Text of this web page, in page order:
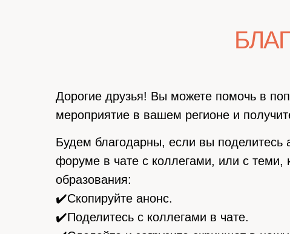
Будем благодарны, если вы
форуме в чате с коллегами, или с теми,
образования:
✔️Скопируйте анонс.
✔️Поделитесь с коллегами в чате.
Дорогие друзья! Вы можете помочь в
мероприятие в вашем регионе и